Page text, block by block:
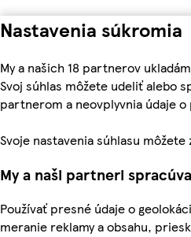
Nastavenia súkromia
My a našich 18 partnerov
Svoj súhlas môžete udeliť alebo
partnerom a neovplyvnia údaje
Svoje nastavenia súhlasu
My a naši partneri
Používať presné údaje o
meranie reklamy a obsahu,